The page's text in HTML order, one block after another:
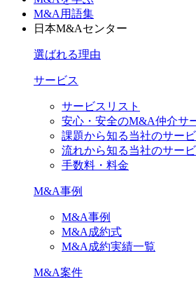
M&A用語集
日本M&Aセンター
選ばれる理由
サービス
サービスリスト
安心・安全のM&A仲介サ
課題から知る当社のサー
流れから知る当社のサー
手数料・料金
M&A事例
M&A事例
M&A成約式
M&A成約実績一覧
M&A案件